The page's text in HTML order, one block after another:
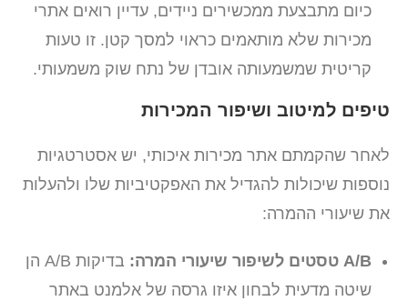
כיום מתבצעת ממכשירים ניידים, עדיין רואים אתרי
מכירות שלא מותאמים כראוי למסך קטן. זו טעות
קריטית שמשמעותה אובדן של נתח שוק משמעותי.
טיפים למיטוב ושיפור המכירות
לאחר שהקמתם אתר מכירות איכותי, יש אסטרטגיות
נוספות שיכולות להגדיל את האפקטיביות שלו ולהעלות
את שיעורי ההמרה:
A/B טסטים לשיפור שיעורי המרה:
בדיקות A/B הן
שיטה מדעית לבחון איזו גרסה של אלמנט באתר